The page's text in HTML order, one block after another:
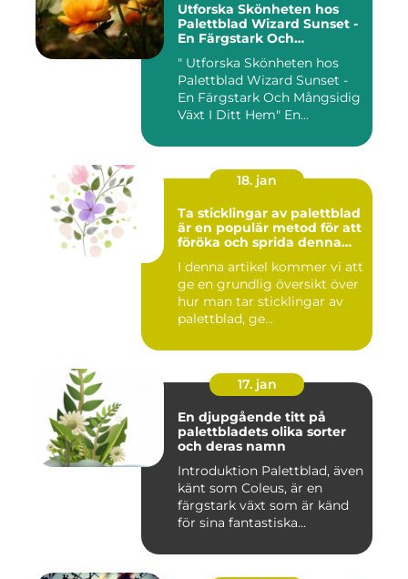
Utforska Skönheten hos
Palettblad Wizard Sunset -
En Färgstark Och
" Utforska Skönheten hos
Palettblad Wizard Sunset -
En Färgstark Och Mångsidig
Växt I Ditt Hem" En...
18. jan
Ta sticklingar av palettblad
är en populär metod för att
föröka och sprida denna
I denna artikel kommer vi att
ge en grundlig översikt över
hur man tar sticklingar av
palettblad, ge...
17. jan
En djupgående titt på
palettbladets olika sorter
och deras namn
Introduktion Palettblad, även
känt som Coleus, är en
färgstark växt som är känd
för sina fantastiska...